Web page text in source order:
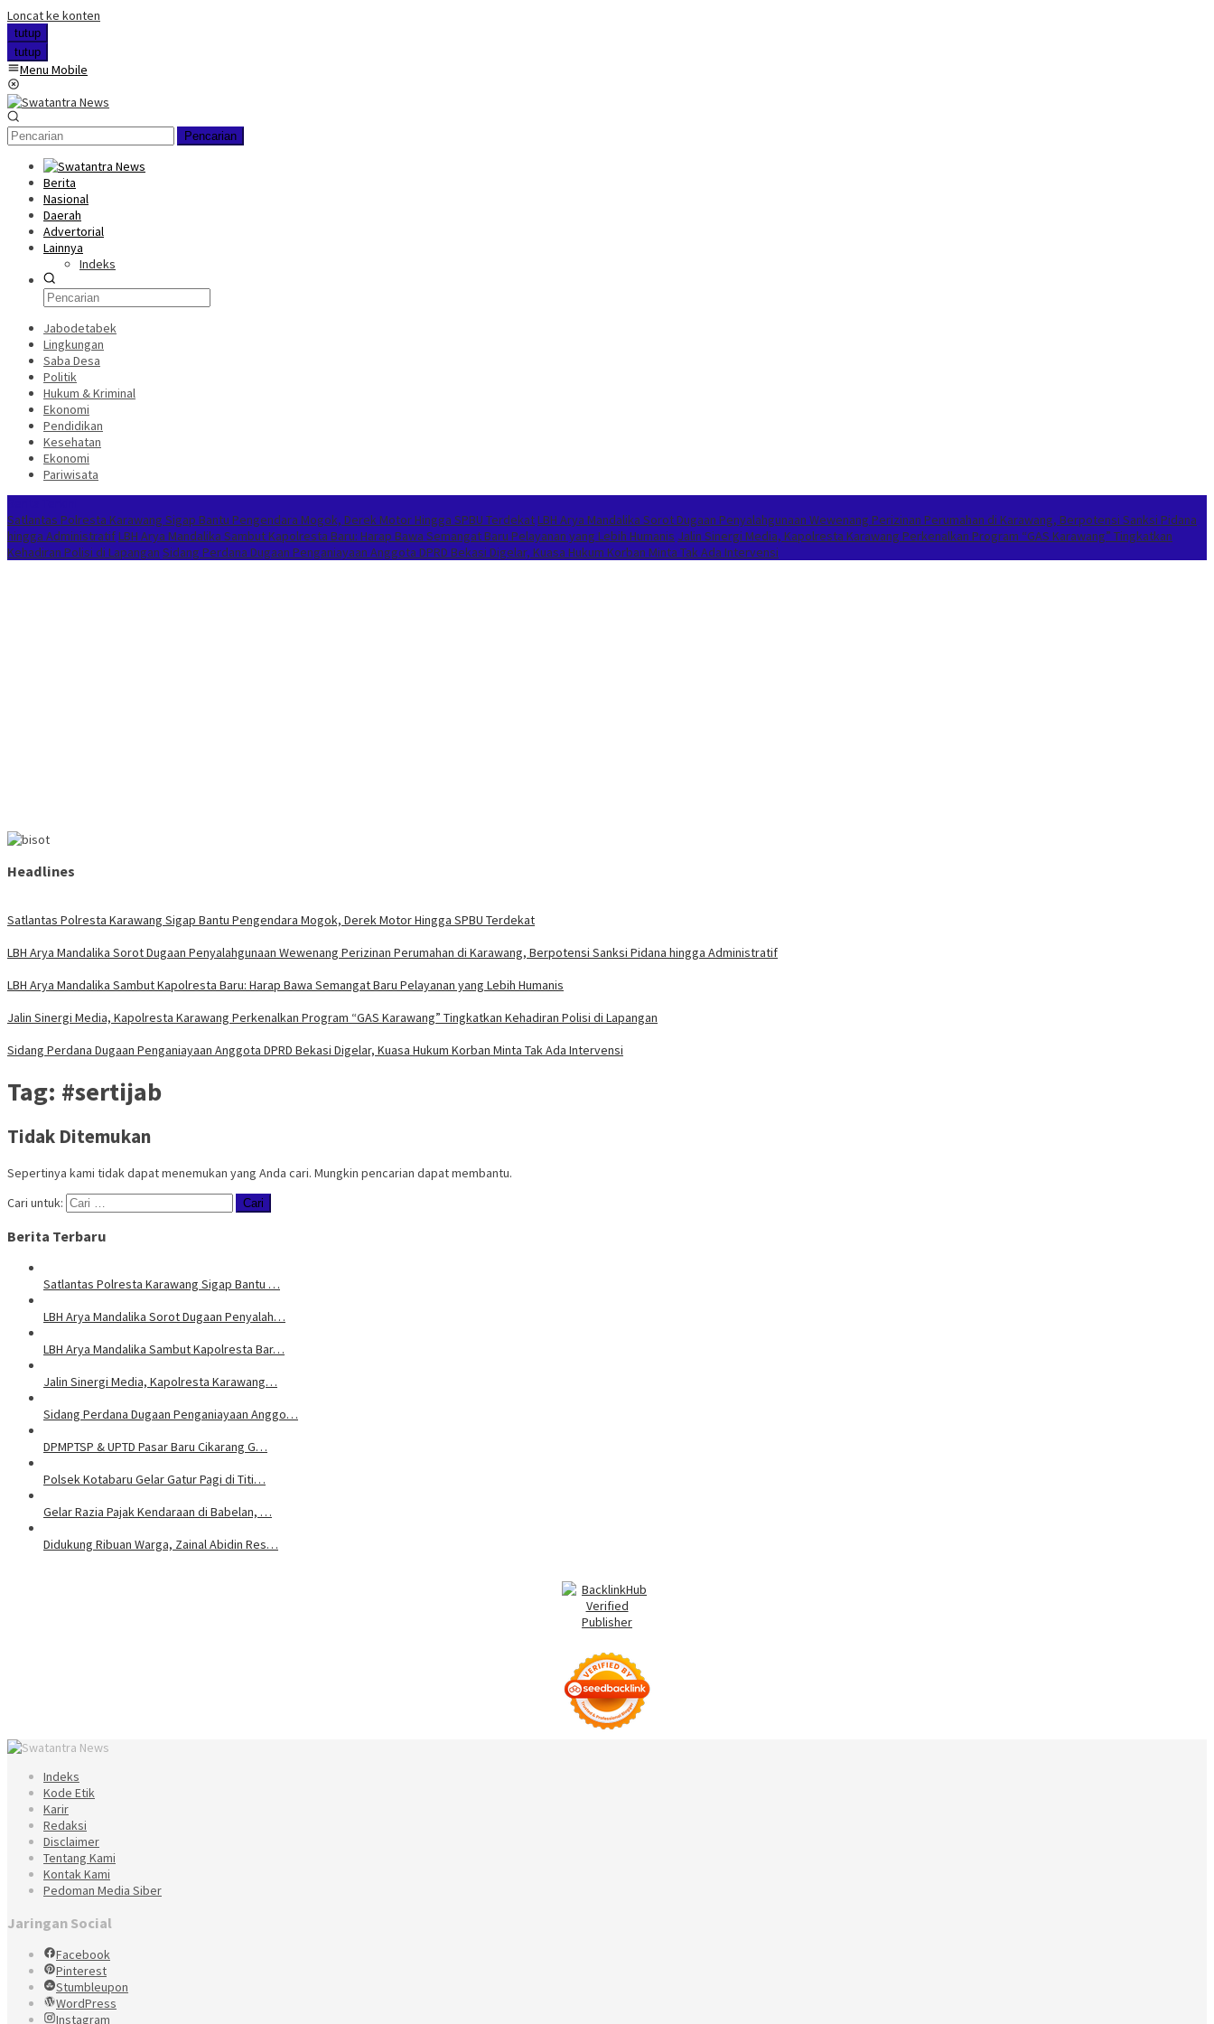
Loncat ke konten
tutup
tutup
Menu Mobile
Pencarian
Berita
Nasional
Daerah
Advertorial
Lainnya
Indeks
Jabodetabek
Lingkungan
Saba Desa
Politik
Hukum & Kriminal
Ekonomi
Pendidikan
Kesehatan
Ekonomi
Pariwisata
Satlantas Polresta Karawang Sigap Bantu Pengendara Mogok, Derek Motor Hingga SPBU Terdekat LBH Arya Mandalika Sorot Dugaan Penyalahgunaan Wewenang Perizinan Perumahan di Karawang, Berpotensi Sanksi Pidana
hingga Administratif LBH Arya Mandalika Sambut Kapolresta Baru: Harap Bawa Semangat Baru Pelayanan yang Lebih Humanis Jalin Sinergi Media, Kapolresta Karawang Perkenalkan Program “GAS Karawang” Tingkatkan
Kehadiran Polisi di Lapangan Sidang Perdana Dugaan Penganiayaan Anggota DPRD Bekasi Digelar, Kuasa Hukum Korban Minta Tak Ada Intervensi
Headlines
Satlantas Polresta Karawang Sigap Bantu Pengendara Mogok, Derek Motor Hingga SPBU Terdekat
LBH Arya Mandalika Sorot Dugaan Penyalahgunaan Wewenang Perizinan Perumahan di Karawang, Berpotensi Sanksi Pidana hingga Administratif
LBH Arya Mandalika Sambut Kapolresta Baru: Harap Bawa Semangat Baru Pelayanan yang Lebih Humanis
Jalin Sinergi Media, Kapolresta Karawang Perkenalkan Program “GAS Karawang” Tingkatkan Kehadiran Polisi di Lapangan
Sidang Perdana Dugaan Penganiayaan Anggota DPRD Bekasi Digelar, Kuasa Hukum Korban Minta Tak Ada Intervensi
Tag: #sertijab
Tidak Ditemukan
Sepertinya kami tidak dapat menemukan yang Anda cari. Mungkin pencarian dapat membantu.
Cari untuk:
Berita Terbaru
Satlantas Polresta Karawang Sigap Bantu …
LBH Arya Mandalika Sorot Dugaan Penyalah…
LBH Arya Mandalika Sambut Kapolresta Bar…
Jalin Sinergi Media, Kapolresta Karawang…
Sidang Perdana Dugaan Penganiayaan Anggo…
DPMPTSP & UPTD Pasar Baru Cikarang G…
Polsek Kotabaru Gelar Gatur Pagi di Titi…
Gelar Razia Pajak Kendaraan di Babelan, …
Didukung Ribuan Warga, Zainal Abidin Res…
Indeks
Kode Etik
Karir
Redaksi
Disclaimer
Tentang Kami
Kontak Kami
Pedoman Media Siber
Jaringan Social
Facebook
Pinterest
Stumbleupon
WordPress
Instagram